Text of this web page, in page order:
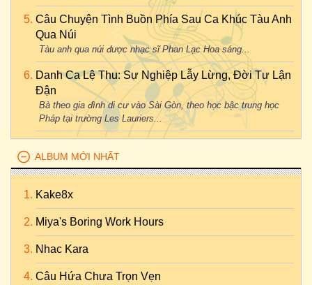
Câu Chuyện Tình Buồn Phía Sau Ca Khúc Tàu Anh
Qua Núi
Tàu anh qua núi được nhạc sĩ Phan Lạc Hoa sáng...
Danh Ca Lệ Thu: Sự Nghiệp Lẫy Lừng, Đời Tư Lận
Đận
Bà theo gia đình di cư vào Sài Gòn, theo học bậc trung học
Pháp tại trường Les Lauriers...
ALBUM MỚI NHẤT
Kake8x
Miya's Boring Work Hours
Nhac Kara
Câu Hứa Chưa Trọn Vẹn